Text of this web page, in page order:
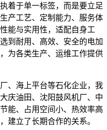
着于单一标签，而是要立足
产工艺、定制能力、服务体
能与实用性，适配自身工
到耐用、高效、安全的电加
为各类生产、运维工作提供
、海上平台等石化企业，我
庆油田、沈阳鼓风机厂、中
能、占用空间小、热效率高
建立了长期合作的关系。